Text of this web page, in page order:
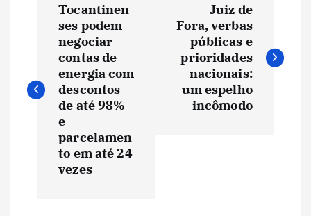
e
Tocantinen
ses podem
negociar
contas de
energia com
descontos
de até 98%
e
parcelamen
to em até 24
vezes
Juiz de
Fora, verbas
públicas e
prioridades
nacionais:
um espelho
incômodo